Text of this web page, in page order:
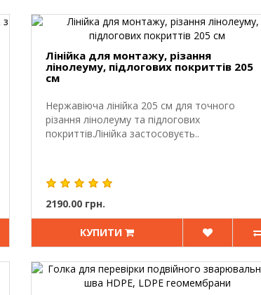
Лінійка для монтажу, різання
лінолеуму, підлогових покриттів 205
см
Нержавіюча лінійка 205 см для точного
різання лінолеуму та підлогових
покриттів.Лінійка застосовуєть..
2190.00 грн.
КУПИТИ